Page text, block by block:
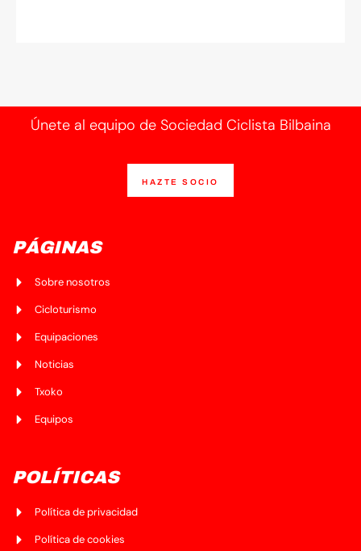
Únete al equipo de Sociedad Ciclista Bilbaina
HAZTE SOCIO
PÁGINAS
Sobre nosotros
Cicloturismo
Equipaciones
Noticias
Txoko
Equipos
POLÍTICAS
Política de privacidad
Política de cookies